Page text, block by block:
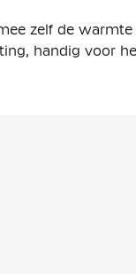
zelf de
handig voor